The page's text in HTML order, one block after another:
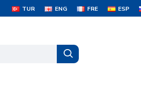
TUR ENG FRE ESP